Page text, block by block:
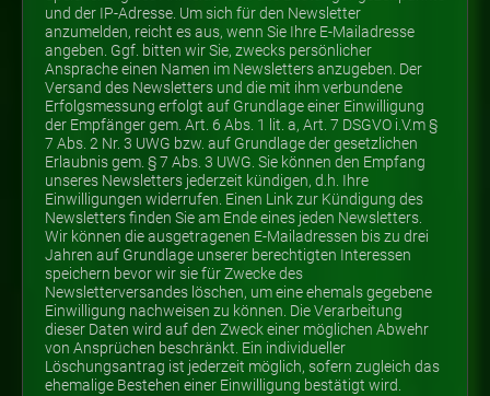
und der IP-Adresse. Um sich für den Newsletter
anzumelden, reicht es aus, wenn Sie Ihre E-Mailadresse
angeben. Ggf. bitten wir Sie, zwecks persönlicher
Ansprache einen Namen im Newsletters anzugeben. Der
Versand des Newsletters und die mit ihm verbundene
Erfolgsmessung erfolgt auf Grundlage einer Einwilligung
der Empfänger gem. Art. 6 Abs. 1 lit. a, Art. 7 DSGVO i.V.m §
7 Abs. 2 Nr. 3 UWG bzw. auf Grundlage der gesetzlichen
Erlaubnis gem. § 7 Abs. 3 UWG. Sie können den Empfang
unseres Newsletters jederzeit kündigen, d.h. Ihre
Einwilligungen widerrufen. Einen Link zur Kündigung des
Newsletters finden Sie am Ende eines jeden Newsletters.
Wir können die ausgetragenen E-Mailadressen bis zu drei
Jahren auf Grundlage unserer berechtigten Interessen
speichern bevor wir sie für Zwecke des
Newsletterversandes löschen, um eine ehemals gegebene
Einwilligung nachweisen zu können. Die Verarbeitung
dieser Daten wird auf den Zweck einer möglichen Abwehr
von Ansprüchen beschränkt. Ein individueller
Löschungsantrag ist jederzeit möglich, sofern zugleich das
ehemalige Bestehen einer Einwilligung bestätigt wird.